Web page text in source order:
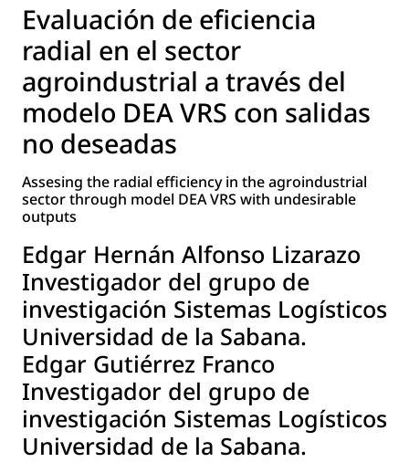
Evaluación de eficiencia
radial en el sector
agroindustrial a través del
modelo DEA VRS con salidas
no deseadas
Assesing the radial efficiency in the agroindustrial
sector through model DEA VRS with undesirable
outputs
Edgar Hernán Alfonso Lizarazo
Investigador del grupo de
investigación Sistemas Logísticos
Universidad de la Sabana.
Edgar Gutiérrez Franco
Investigador del grupo de
investigación Sistemas Logísticos
Universidad de la Sabana.